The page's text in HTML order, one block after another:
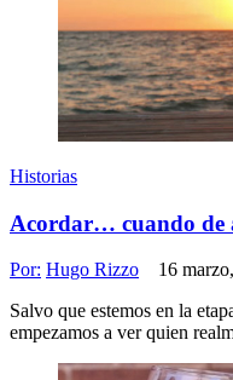
Historias
Acordar… cuando de
Por: Hugo Rizzo 16
Salvo que estemos en la
empezamos a ver quien